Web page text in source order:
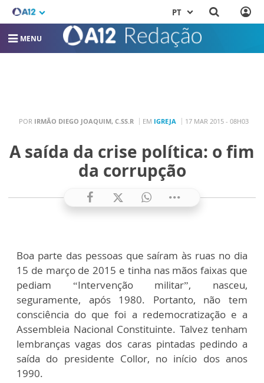
PT
MENU
POR IRMÃO DIEGO JOAQUIM, C.SS.R EM IGREJA 17 MAR 2015 - 08H03
A saída da crise política: o fim
da corrupção
Boa parte das pessoas que saíram às ruas no dia
15 de março de 2015 e tinha nas mãos faixas que
pediam “Intervenção militar”, nasceu,
seguramente, após 1980. Portanto, não tem
consciência do que foi a redemocratização e a
Assembleia Nacional Constituinte. Talvez tenham
lembranças vagas dos caras pintadas pedindo a
saída do presidente Collor, no início dos anos
1990.